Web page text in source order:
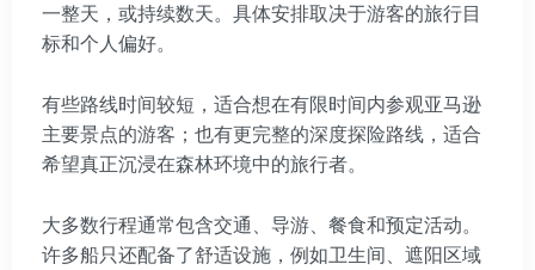
一整天，或持续数天。具体安排取决于游客的旅行目
标和个人偏好。
有些路线时间较短，适合想在有限时间内参观亚马逊
主要景点的游客；也有更完整的深度探险路线，适合
希望真正沉浸在森林环境中的旅行者。
大多数行程通常包含交通、导游、餐食和预定活动。
许多船只还配备了舒适设施，例如卫生间、遮阳区域